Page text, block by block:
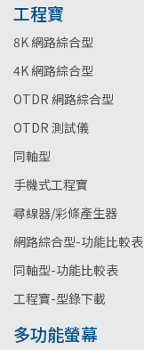
工程寶
8K 網路綜合型
4K 網路綜合型
OTDR 網路綜合型
OTDR 測試儀
同軸型
手機式工程寶
尋線器/彩條產生器
網路綜合型-功能比較表
同軸型-功能比較表
工程寶-型錄下載
多功能螢幕